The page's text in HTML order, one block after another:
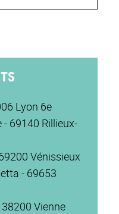
Lyon 6e
- 69140 Rillieux-
Vénissieux
- 69653
Vienne